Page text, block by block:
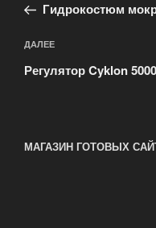
записям
запись:
Гидрокостюм
Следующая
запись
ДАЛЕЕ
Регулятор Cyklon 5000
МАГАЗИН ГОТОВЫХ